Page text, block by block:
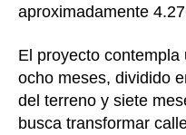
aproximadamente
El proyecto
ocho meses, dividido
del terreno y siete
busca transformar